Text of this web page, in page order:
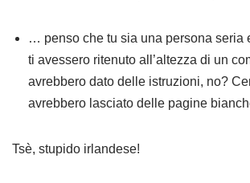
… penso che tu sia una persona seria
ti avessero ritenuto all’altezza di un
avrebbero dato delle istruzioni, no?
avrebbero lasciato delle pagine
Tsè, stupido irlandese!